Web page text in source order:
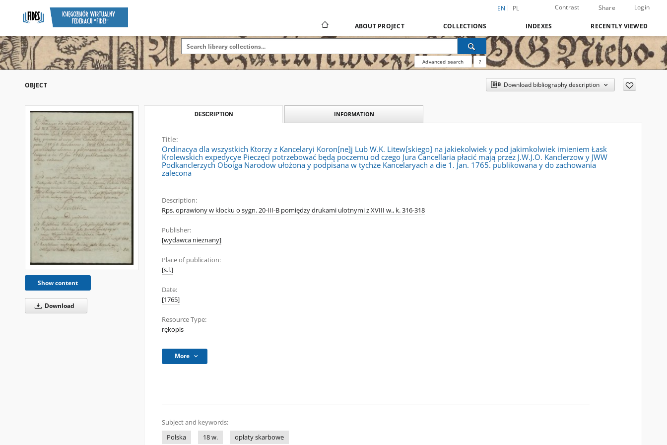
EN PL Contrast Share Login
ABOUT PROJECT COLLECTIONS INDEXES RECENTLY VIEWED
Advanced search ?
OBJECT Download bibliography description
Show content
Download
DESCRIPTION INFORMATION
Title:
Ordinacya dla wszystkich Ktorzy z Kancelaryi Koron[ne]j Lub W.K. Litew[skiego] na jakiekolwiek y pod jakimkolwiek imieniem Łask
Krolewskich expedycye Pieczęci potrzebować będą poczemu od czego Jura Cancellaria płacić mają przez J.W.J.O. Kanclerzow y JWW
Podkanclerzych Oboiga Narodow ułożona y podpisana w tychże Kancelaryach a die 1. Jan. 1765. publikowana y do zachowania
zalecona
Description:
Rps. oprawiony w klocku o sygn. 20-III-B pomiędzy drukami ulotnymi z XVIII w., k. 316-318
Publisher:
[wydawca nieznany]
Place of publication:
[s.l.]
Date:
[1765]
Resource Type:
rękopis
More
Subject and keywords:
Polska
18 w. opłaty skarbowe